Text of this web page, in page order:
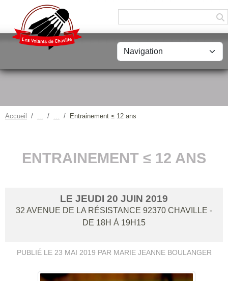
Accueil Entrainement ≤ 12 ans
ENTRAINEMENT ≤ 12 ANS
LE JEUDI 20 JUIN 2019
32 AVENUE DE LA RÉSISTANCE 92370 CHAVILLE -
DE 18H À 19H15
PUBLIÉ LE 23 MAI 2019 PAR MARIE JEANNE BOULANGER
Panneau de gestion des cookies